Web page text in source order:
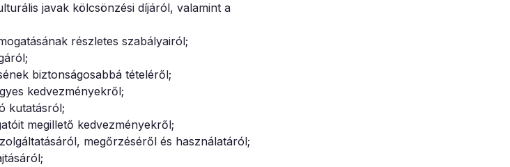
javak kölcsönzési díjáról, valamint a
részletes szabályairól;
biztonságosabbá tételéről;
kedvezményekről;
kutatásról;
megillető kedvezményekről;
megőrzéséről és használatáról;